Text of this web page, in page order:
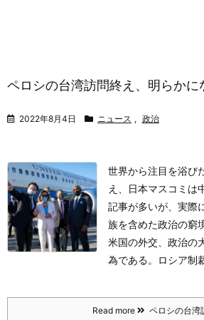
ペロシの台湾訪問終え、明らかに
2022年8月4日 ニュース , 政治
世界から注目を浴び
え、日本マスコミは
記事が多いが、実際
族を含めた政治の窮
米国の外交、政治の
為である。 ロシア制
Read more ペロシの台湾